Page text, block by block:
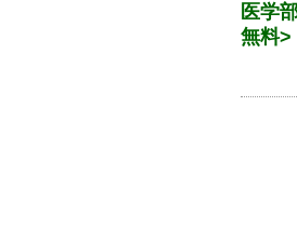
医学
無料>